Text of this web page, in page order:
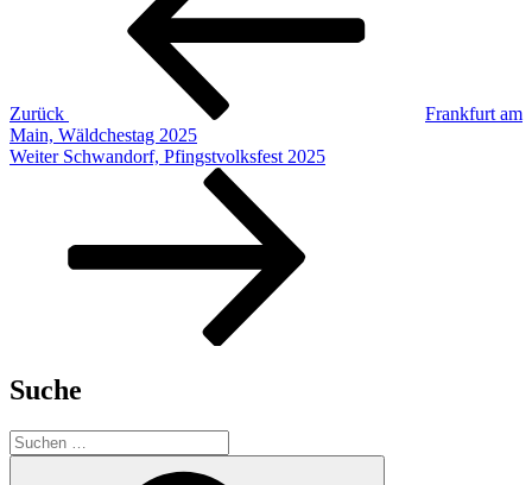
Zurück
Frankfurt am
Main, Wäldchestag 2025
Nächster
Weiter Schwandorf, Pfingstvolksfest 2025
Suche
Suchen
nach: